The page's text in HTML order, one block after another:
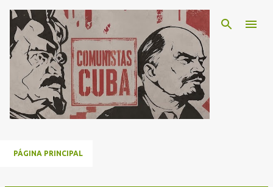
Ir al contenido principal
PÁGINA PRINCIPAL